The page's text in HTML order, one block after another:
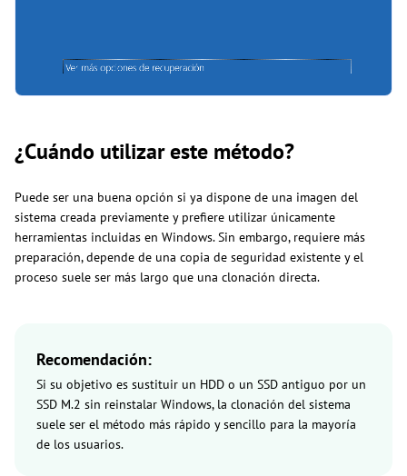
¿Cuándo utilizar este método?
Puede ser una buena opción si ya dispone de una imagen del
sistema creada previamente y prefiere utilizar únicamente
herramientas incluidas en Windows. Sin embargo, requiere más
preparación, depende de una copia de seguridad existente y el
proceso suele ser más largo que una clonación directa.
Recomendación:
Si su objetivo es sustituir un HDD o un SSD antiguo por un
SSD M.2 sin reinstalar Windows, la clonación del sistema
suele ser el método más rápido y sencillo para la mayoría
de los usuarios.